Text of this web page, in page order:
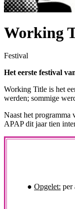
Working
Festival
Het eerste festival
Working Title is het
werden; sommige
Naast het programma
APAP dit jaar tien
● Opgelet: per